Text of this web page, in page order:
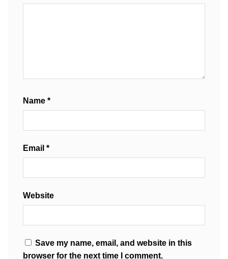
Name *
Email *
Website
Save my name, email, and website in this
browser for the next time I comment.